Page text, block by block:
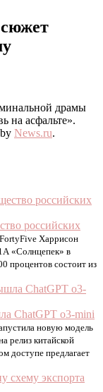
драмы
на асфальте».
by News.ru.
российских
Харрисон
«Солнцепек» в
процентов состоит из
ChatGPT o3-mini
новую модель
релиз китайской
доступе предлагает